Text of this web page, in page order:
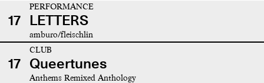
17
PERFORMANCE
LETTERS
amburo/fleischlin
17
CLUB
Queertunes
Anthems Remixed Anthology